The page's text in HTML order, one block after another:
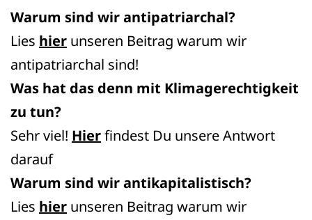
Warum sind wir antipatriarchal?
Lies hier unseren Beitrag warum wir
antipatriarchal sind!
Was hat das denn mit Klimagerechtigkeit
zu tun?
Sehr viel! Hierfindest Du unsere Antwort
darauf
Warum sind wir antikapitalistisch?
Lies hier unseren Beitrag warum wir